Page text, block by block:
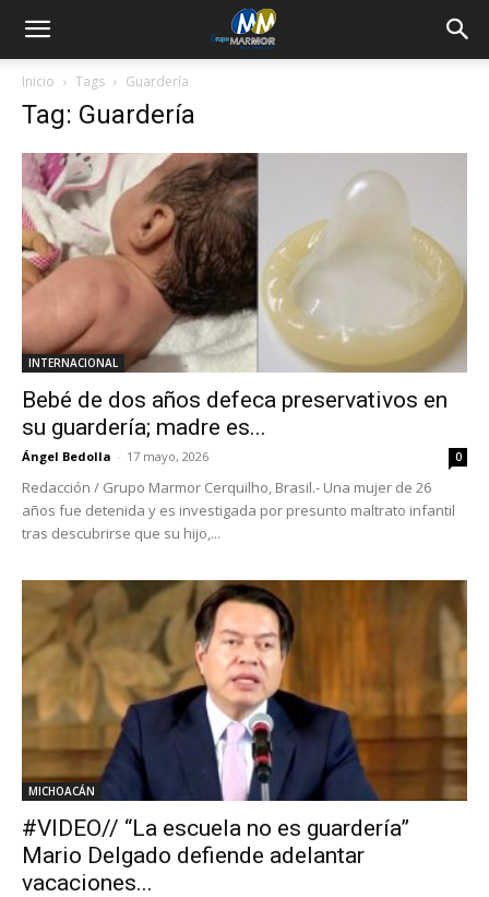
Inicio Tags Guardería
Tag: Guardería
INTERNACIONAL
Bebé de dos años defeca preservativos en
su guardería; madre es...
Ángel Bedolla - 17 mayo, 2026 0
Redacción / Grupo Marmor Cerquilho, Brasil.- Una mujer de 26
años fue detenida y es investigada por presunto maltrato infantil
tras descubrirse que su hijo,...
MICHOACÁN
#VIDEO// “La escuela no es guardería”
Mario Delgado defiende adelantar
vacaciones...